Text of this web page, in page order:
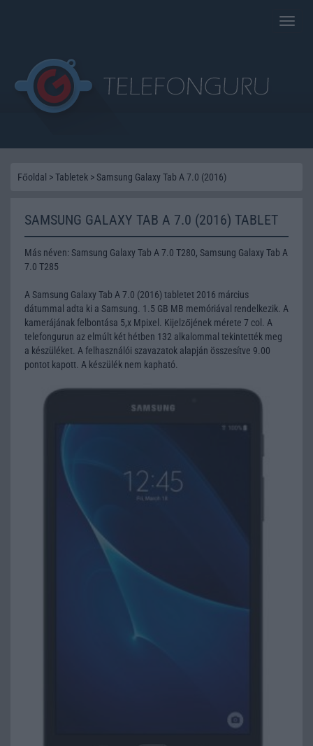
Toggle
Főoldal >Tabletek > Samsung Galaxy Tab A 7.0 (2016)
SAMSUNG GALAXY TAB A 7.0 (2016) TABLET
Más néven: Samsung Galaxy Tab A 7.0 T280, Samsung Galaxy Tab A
7.0 T285
A Samsung Galaxy Tab A 7.0 (2016) tabletet 2016 március
dátummal adta ki a Samsung. 1.5 GB MB memóriával rendelkezik. A
kamerájának felbontása 5,x Mpixel. Kijelzőjének mérete 7 col. A
telefongurun az elmúlt két hétben 132 alkalommal tekintették meg
a készüléket. A felhasználói szavazatok alapján összesítve 9.00
pontot kapott. A készülék nem kapható.